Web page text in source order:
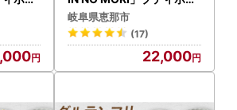
ーーーー
受付分より荷物の送り状に記載された
を変更（転送）する場合
先から変更後のお届け先までの運賃（定
ーーーーーーーーーーーーーーーーーー
銀の
ー
180mm缶 / 恵那市 / 銀の
森 [AUBG019] クッキー
岐阜県恵那市
(17)
22,000